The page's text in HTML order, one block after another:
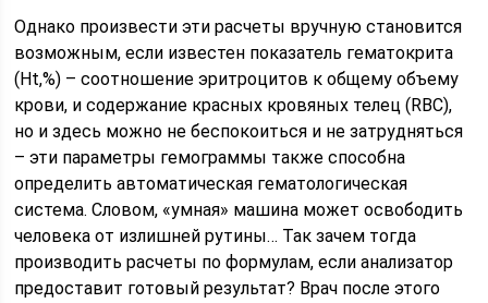
Однако произвести эти расчеты вручную становится
возможным, если известен показатель гематокрита
(Ht,%) – соотношение эритроцитов к общему объему
крови, и содержание красных кровяных телец (RBC),
но и здесь можно не беспокоиться и не затрудняться
– эти параметры гемограммы также способна
определить автоматическая гематологическая
система. Словом, «умная» машина может освободить
человека от излишней рутины… Так зачем тогда
производить расчеты по формулам, если анализатор
предоставит готовый результат? Врач после этого